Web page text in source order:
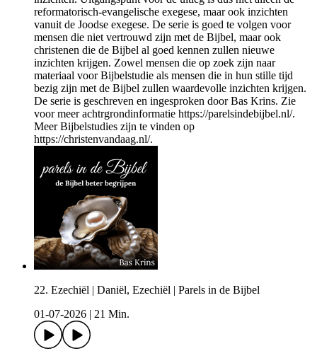
reformatorisch-evangelische exegese, maar ook inzichten
vanuit de Joodse exegese. De serie is goed te volgen voor
mensen die niet vertrouwd zijn met de Bijbel, maar ook
christenen die de Bijbel al goed kennen zullen nieuwe
inzichten krijgen. Zowel mensen die op zoek zijn naar
materiaal voor Bijbelstudie als mensen die in hun stille tijd
bezig zijn met de Bijbel zullen waardevolle inzichten krijgen.
De serie is geschreven en ingesproken door Bas Krins. Zie
voor meer achtrgrondinformatie https://parelsindebijbel.nl/.
Meer Bijbelstudies zijn te vinden op
https://christenvandaag.nl/.
22. Ezechiël | Daniël, Ezechiël | Parels in de Bijbel
01-07-2026
21 Min.